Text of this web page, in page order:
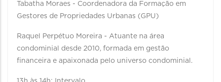
Tabatha Moraes - Coordenadora da Formação em
Gestores de Propriedades Urbanas (GPU)
Raquel Perpétuo Moreira - Atuante na área
condominial desde 2010, formada em gestão
financeira e apaixonada pelo universo condominial.